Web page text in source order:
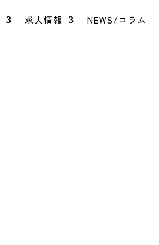
求人情報 NEWS/コラム